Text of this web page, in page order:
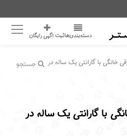
دسته‌بندی‌هاثبت اگهی رایگان
جستجو
خانگی با گارانتی یک ساله در
با گارانتی یک ساله در